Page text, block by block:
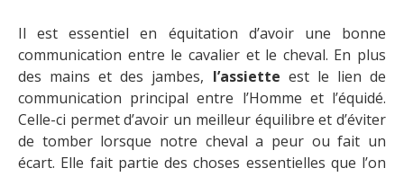
Il est essentiel en équitation d’avoir une bonne
communication entre le cavalier et le cheval. En plus
des mains et des jambes, l’assiette est le lien de
communication principal entre l’Homme et l’équidé.
Celle-ci permet d’avoir un meilleur équilibre et d’éviter
de tomber lorsque notre cheval a peur ou fait un
écart. Elle fait partie des choses essentielles que l’on